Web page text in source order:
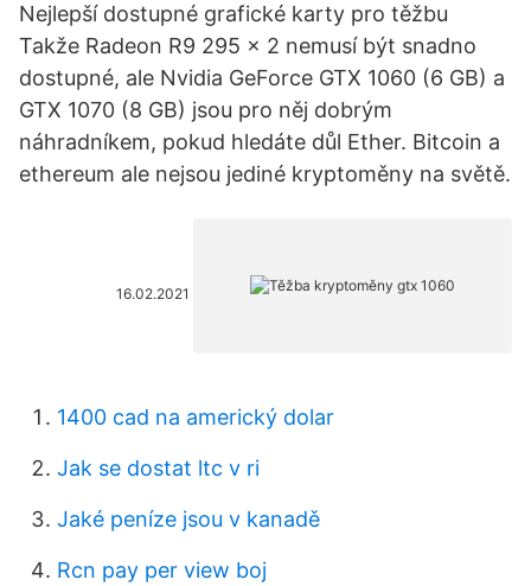
Nejlepší dostupné grafické karty pro těžbu
Takže Radeon R9 295 × 2 nemusí být snadno
dostupné, ale Nvidia GeForce GTX 1060 (6 GB) a
GTX 1070 (8 GB) jsou pro něj dobrým
náhradníkem, pokud hledáte důl Ether. Bitcoin a
ethereum ale nejsou jediné kryptoměny na světě.
16.02.2021
1400 cad na americký dolar
Jak se dostat ltc v ri
Jaké peníze jsou v kanadě
Rcn pay per view boj